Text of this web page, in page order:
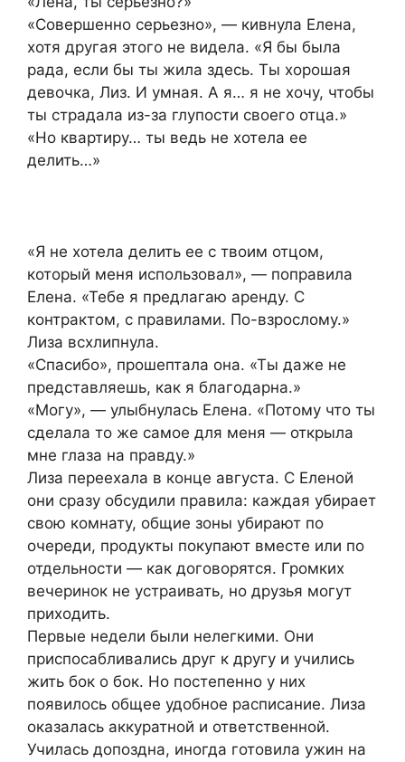
«Совершенно серьезно», — кивнула Елена,
хотя другая этого не видела. «Я бы была
рада, если бы ты жила здесь. Ты хорошая
девочка, Лиз. И умная. А я… я не хочу, чтобы
ты страдала из-за глупости своего отца.»
«Но квартиру… ты ведь не хотела ее
делить…»
«Я не хотела делить ее с твоим отцом,
который меня использовал», — поправила
Елена. «Тебе я предлагаю аренду. С
контрактом, с правилами. По-взрослому.»
Лиза всхлипнула.
«Спасибо», прошептала она. «Ты даже не
представляешь, как я благодарна.»
«Могу», — улыбнулась Елена. «Потому что ты
сделала то же самое для меня — открыла
мне глаза на правду.»
Лиза переехала в конце августа. С Еленой
они сразу обсудили правила: каждая убирает
свою комнату, общие зоны убирают по
очереди, продукты покупают вместе или по
отдельности — как договорятся. Громких
вечеринок не устраивать, но друзья могут
приходить.
Первые недели были нелегкими. Они
приспосабливались друг к другу и учились
жить бок о бок. Но постепенно у них
появилось общее удобное расписание. Лиза
оказалась аккуратной и ответственной.
Училась допоздна, иногда готовила ужин на